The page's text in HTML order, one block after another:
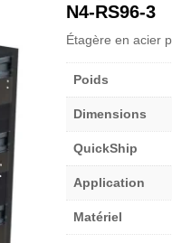
N4-RS96-3
Étagère en acier
Poids
Dimensions
QuickShip
Application
Matériel